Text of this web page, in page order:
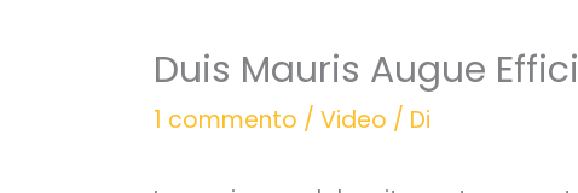
Duis Mauris Augue
1 commento / Video / Di